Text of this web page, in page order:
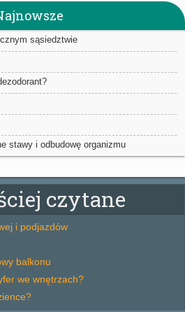
sąsiedztwie
stawy i odbudowę organizmu
czytane
i podjazdów
balkonu
we wnętrzach?